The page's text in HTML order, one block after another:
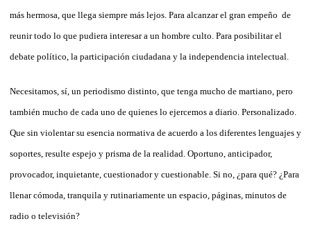
más hermosa, que llega siempre más lejos. Para alcanzar el gran empeño de
reunir todo lo que pudiera interesar a un hombre culto. Para posibilitar el
debate político, la participación ciudadana y la independencia intelectual.
Necesitamos, sí, un periodismo distinto, que tenga mucho de martiano, pero
también mucho de cada uno de quienes lo ejercemos a diario. Personalizado.
Que sin violentar su esencia normativa de acuerdo a los diferentes lenguajes y
soportes, resulte espejo y prisma de la realidad. Oportuno, anticipador,
provocador, inquietante, cuestionador y cuestionable. Si no, ¿para qué? ¿Para
llenar cómoda, tranquila y rutinariamente un espacio, páginas, minutos de
radio o televisión?